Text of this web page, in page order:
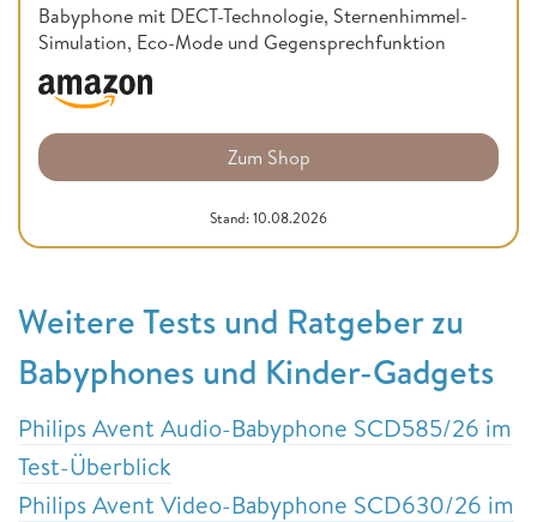
Babyphone mit DECT-Technologie, Sternenhimmel-
Simulation, Eco-Mode und Gegensprechfunktion
Zum Shop
Stand: 10.08.2026
Weitere Tests und Ratgeber zu
Babyphones und Kinder-Gadgets
Philips Avent Audio-Babyphone SCD585/26 im
Test-Überblick
Philips Avent Video-Babyphone SCD630/26 im